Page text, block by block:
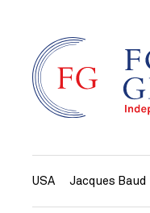
USA Jacques Baud